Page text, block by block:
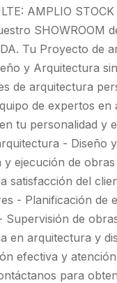
AMPLIO
SHOWROOM
Tu Proyecto de
y Arquitectura
de arquitectura
de expertos en
tu personalidad y
- Diseño
ejecución de
satisfacción del
- Planificación de
Supervisión de
en arquitectura y
efectiva y
para